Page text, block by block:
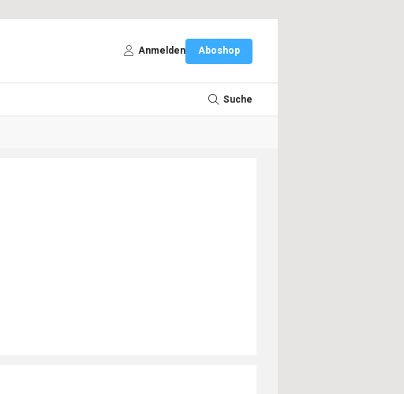
Anmelden Aboshop
Suche